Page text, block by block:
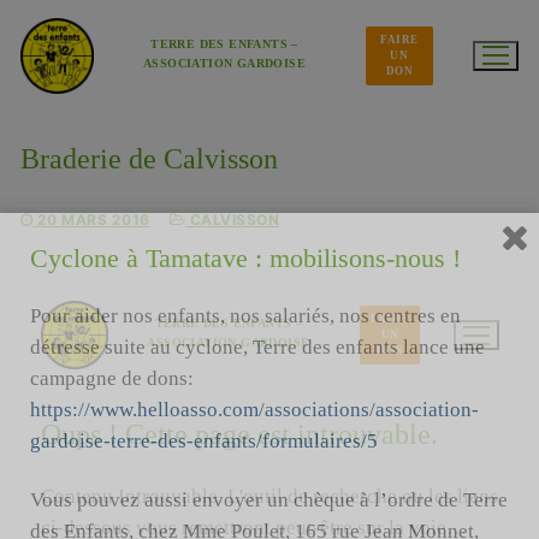
contenu
TERRE DES ENFANTS –
ASSOCIATION GARDOISE
FAIRE
UN
DON
Braderie de Calvisson
20 MARS 2016 CALVISSON
Cyclone à Tamatave : mobilisons-nous !
Pour aider nos enfants, nos salariés, nos centres en
détresse suite au cyclone, Terre des enfants lance une
campagne de dons:
https://www.helloasso.com/associations/association-
gardoise-terre-des-enfants/formulaires/5
Vous pouvez aussi envoyer un chèque à l’ordre de Terre
des Enfants, chez Mme Poulet, 165 rue Jean Monnet,